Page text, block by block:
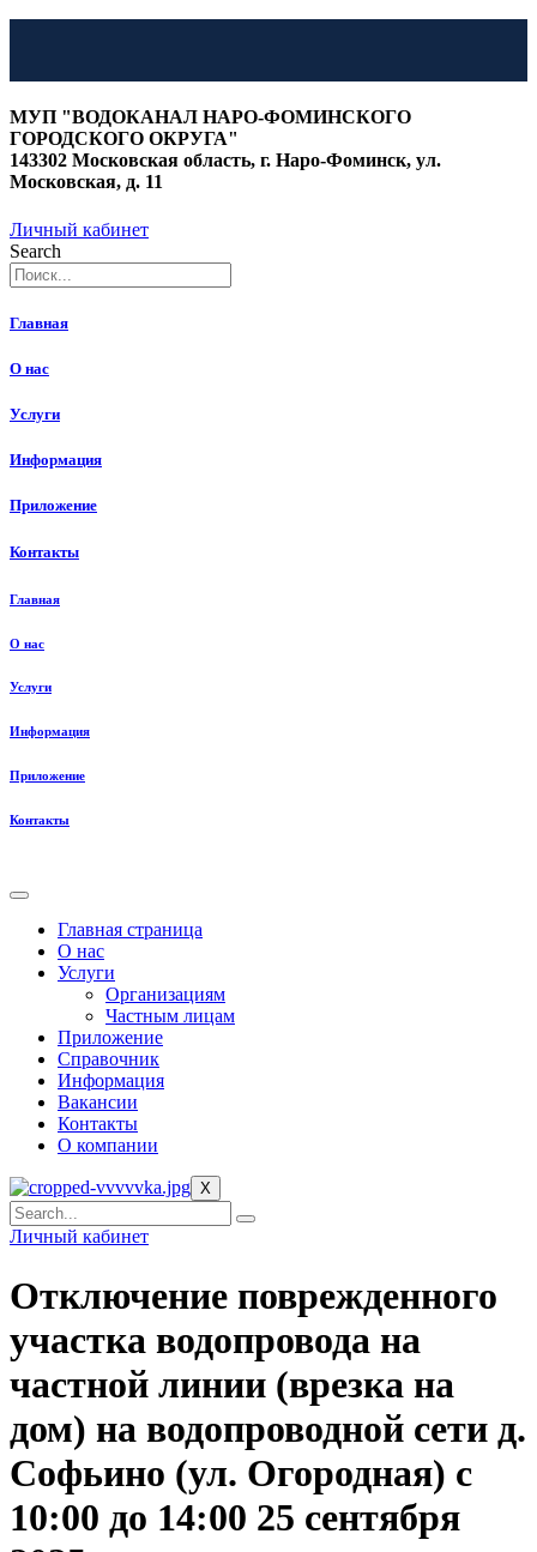
к
содержимому
МУП "ВОДОКАНАЛ НАРО-ФОМИНСКОГО
ГОРОДСКОГО ОКРУГА"
143302 Московская область, г. Наро-Фоминск, ул.
Московская, д. 11
Личный кабинет
Search
Главная
О нас
Услуги
Информация
Приложение
Контакты
Главная
О нас
Услуги
Информация
Приложение
Контакты
Главная страница
О нас
Услуги
Организациям
Частным лицам
Приложение
Справочник
Информация
Вакансии
Контакты
О компании
X
Личный кабинет
Отключение поврежденного
участка водопровода на
частной линии (врезка на
дом) на водопроводной сети д.
Софьино (ул. Огородная) с
10:00 до 14:00 25 сентября